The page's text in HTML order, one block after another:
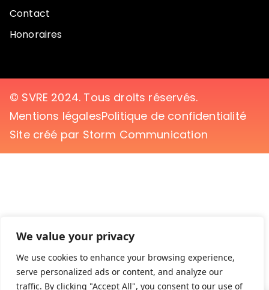
We value your privacy
We use cookies to enhance your browsing experience,
serve personalized ads or content, and analyze our
traffic. By clicking "Accept All", you consent to our use of
Contact
Honoraires
© SVRE 2024. Tous droits réservés.
Mentions légalesPolitique de confidentialité
Site créé par Storm Communication